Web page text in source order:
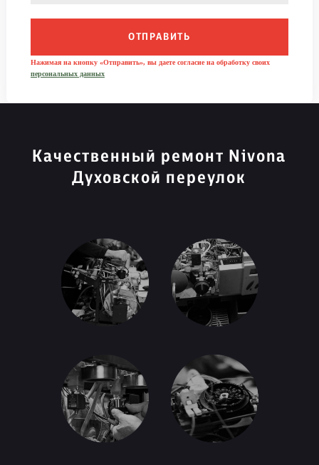
ОТПРАВИТЬ
Нажимая на кнопку «Отправить», вы даете согласие на обработку своих
персональных данных
Качественный ремонт Nivona
Духовской переулок